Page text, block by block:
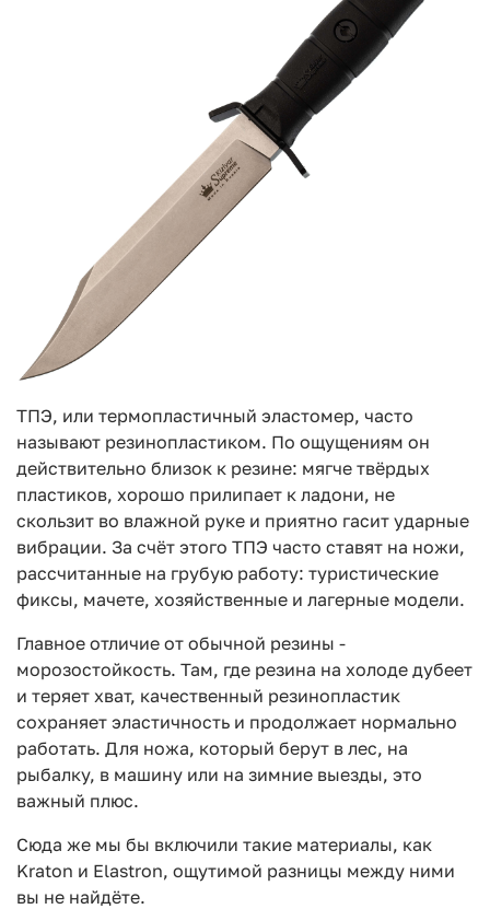
ТПЭ, или термопластичный эластомер, часто
называют резинопластиком. По ощущениям он
действительно близок к резине: мягче твёрдых
пластиков, хорошо прилипает к ладони, не
скользит во влажной руке и приятно гасит ударные
вибрации. За счёт этого ТПЭ часто ставят на ножи,
рассчитанные на грубую работу: туристические
фиксы, мачете, хозяйственные и лагерные модели.
Главное отличие от обычной резины -
морозостойкость. Там, где резина на холоде дубеет
и теряет хват, качественный резинопластик
сохраняет эластичность и продолжает нормально
работать. Для ножа, который берут в лес, на
рыбалку, в машину или на зимние выезды, это
важный плюс.
Сюда же мы бы включили такие материалы, как
Kraton и Elastron, ощутимой разницы между ними
вы не найдёте.